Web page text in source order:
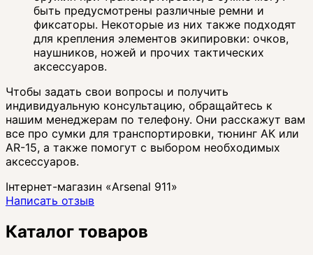
быть предусмотрены различные ремни и
фиксаторы. Некоторые из них также подходят
для крепления элементов экипировки: очков,
наушников, ножей и прочих тактических
аксессуаров.
Чтобы задать свои вопросы и получить
индивидуальную консультацию, обращайтесь к
нашим менеджерам по телефону. Они расскажут вам
все про сумки для транспортировки, тюнинг АК или
AR-15, а также помогут с выбором необходимых
аксессуаров.
Інтернет-магазин «Arsenal 911»
Написать отзыв
Каталог товаров